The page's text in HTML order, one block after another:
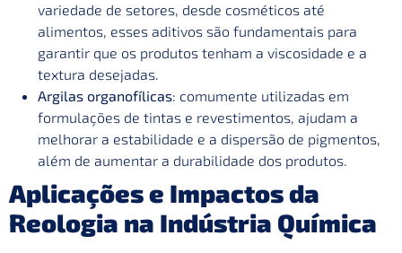
variedade de setores, desde cosméticos até
alimentos, esses aditivos são fundamentais para
garantir que os produtos tenham a viscosidade e a
textura desejadas.
Argilas organofílicas: comumente utilizadas em
formulações de tintas e revestimentos, ajudam a
melhorar a estabilidade e a dispersão de pigmentos,
além de aumentar a durabilidade dos produtos.
Aplicações e Impactos da
Reologia na Indústria Química